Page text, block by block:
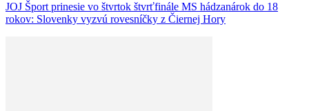
JOJ Šport prinesie vo štvrtok štvrťfinále MS hádzanárok do 18
rokov: Slovenky vyzvú rovesníčky z Čiernej Hory